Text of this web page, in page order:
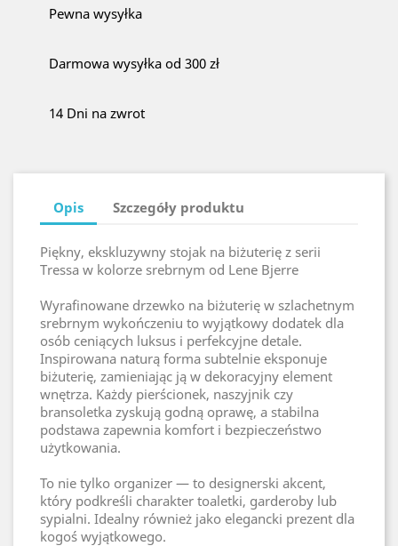
Pewna wysyłka
Darmowa wysyłka od 300 zł
14 Dni na zwrot
Opis Szczegóły produktu
Piękny, ekskluzywny stojak na biżuterię z serii
Tressa w kolorze srebrnym od Lene Bjerre
Wyrafinowane drzewko na biżuterię w szlachetnym
srebrnym wykończeniu to wyjątkowy dodatek dla
osób ceniących luksus i perfekcyjne detale.
Inspirowana naturą forma subtelnie eksponuje
biżuterię, zamieniając ją w dekoracyjny element
wnętrza. Każdy pierścionek, naszyjnik czy
bransoletka zyskują godną oprawę, a stabilna
podstawa zapewnia komfort i bezpieczeństwo
użytkowania.
To nie tylko organizer — to designerski akcent,
który podkreśli charakter toaletki, garderoby lub
sypialni. Idealny również jako elegancki prezent dla
kogoś wyjątkowego.